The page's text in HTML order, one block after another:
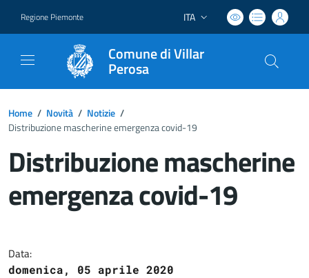
Regione Piemonte Lingua attiva:
ITA
Comune di Villar
Perosa
Home / Novità / Notizie /
Distribuzione mascherine emergenza covid-19
Distribuzione mascherine
emergenza covid-19
Data:
domenica, 05 aprile 2020